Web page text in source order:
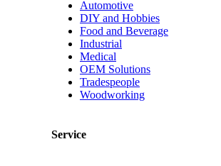
Automotive
DIY and Hobbies
Food and Beverage
Industrial
Medical
OEM Solutions
Tradespeople
Woodworking
Service